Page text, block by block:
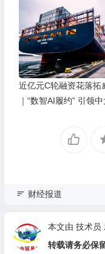
近亿元C轮融资花落拓
｜“数智AI履约” 引领
财经报道
本文由 技术员
转载请务必保